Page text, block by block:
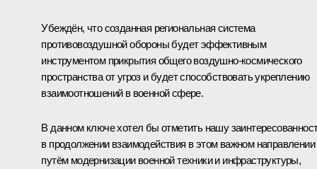
Убеждён, что созданная региональная система
противовоздушной обороны будет эффективным
инструментом прикрытия общего воздушно-космического
пространства от угроз и будет способствовать укреплению
взаимоотношений в военной сфере.
В данном ключе хотел бы отметить нашу
в продолжении взаимодействия в этом важном направлении
путём модернизации военной техники и инфраструктуры,